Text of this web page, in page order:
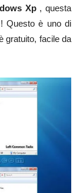
Xp, questa
Questo è uno di
gratuito, facile da